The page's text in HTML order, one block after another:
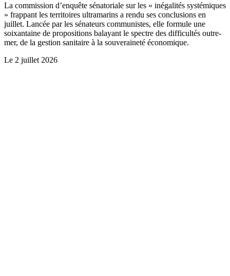
La commission d’enquête sénatoriale sur les « inégalités systémiques
» frappant les territoires ultramarins a rendu ses conclusions en
juillet. Lancée par les sénateurs communistes, elle formule une
soixantaine de propositions balayant le spectre des difficultés outre-
mer, de la gestion sanitaire à la souveraineté économique.
Le 2 juillet 2026